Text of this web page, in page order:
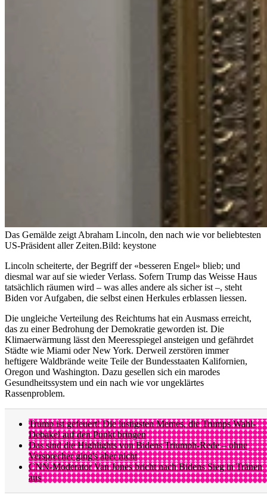
Das Gemälde zeigt Abraham Lincoln, den nach wie vor beliebtesten
US-Präsident aller Zeiten.Bild: keystone
Lincoln scheiterte, der Begriff der «besseren Engel» blieb; und
diesmal war auf sie wieder Verlass. Sofern Trump das Weisse Haus
tatsächlich räumen wird – was alles andere als sicher ist –, steht
Biden vor Aufgaben, die selbst einen Herkules erblassen liessen.
Die ungleiche Verteilung des Reichtums hat ein Ausmass erreicht,
das zu einer Bedrohung der Demokratie geworden ist. Die
Klimaerwärmung lässt den Meeresspiegel ansteigen und gefährdet
Städte wie Miami oder New York. Derweil zerstören immer
heftigere Waldbrände weite Teile der Bundesstaaten Kalifornien,
Oregon und Washington. Dazu gesellen sich ein marodes
Gesundheitssystem und ein nach wie vor ungeklärtes
Rassenproblem.
Trump ist gefeuert! Die lustigsten Memes, die Trumps Wahl-
Debakel auf den Punkt bringen
Das sind die Highlights von Bidens Triumph-Rede – ohne
Versprecher ging's aber nicht
CNN-Moderator Van Jones bricht nach Bidens Sieg in Tränen
aus